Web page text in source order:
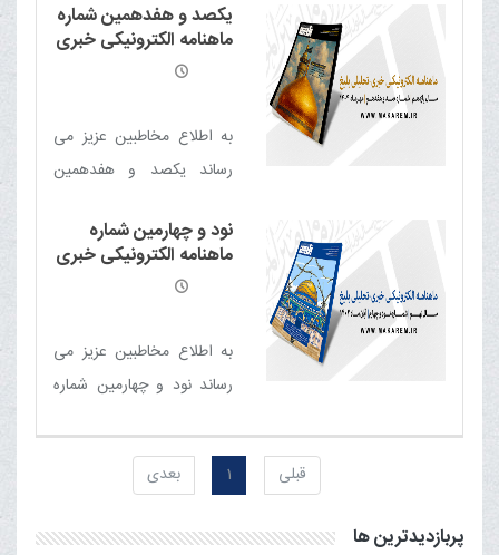
یکصد و هفدهمین شماره
ماهنامه الکترونیکی خبری
- تحلیلی بلیغ
به اطلاع مخاطبین عزیز می
رساند یکصد و هفدهمین
خبری - تحلیلی بلیغ
نود و چهارمین شماره
ماهنامه الکترونیکی خبری
- تحلیلی بلیغ
به اطلاع مخاطبین عزیز می
رساند نود و چهارمین شماره
منتشر شد
قبلی 1 بعدی
پربازدیدترین ها